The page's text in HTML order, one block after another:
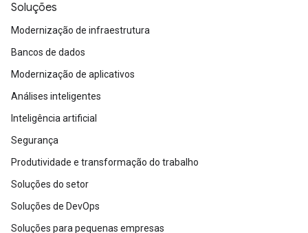
Soluções
Modernização de infraestrutura
Bancos de dados
Modernização de aplicativos
Análises inteligentes
Inteligência artificial
Segurança
Produtividade e transformação do trabalho
Soluções do setor
Soluções de DevOps
Soluções para pequenas empresas